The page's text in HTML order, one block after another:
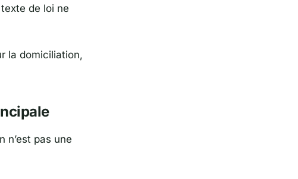
de loi ne
la domiciliation,
n’est pas une